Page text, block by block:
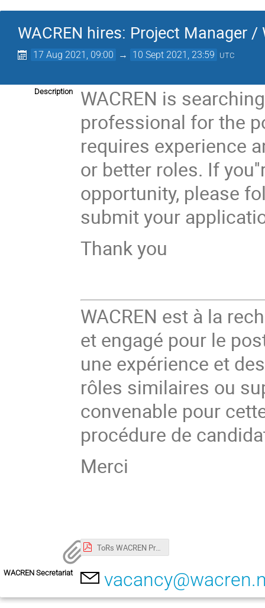
WACREN hires: Project Manager
17 Aug 2021, 09:00 → 10 Sept 2021, 23:59 UTC
Description
WACREN is
professional for the
requires experience
or better roles. If
opportunity, please
submit your
Thank you
WACREN est à la
et engagé pour le
une expérience et
rôles similaires ou
convenable pour
procédure de
Merci
ToRs WACREN Project and Procurement_0821_Final.pdf
WACREN Secretariat